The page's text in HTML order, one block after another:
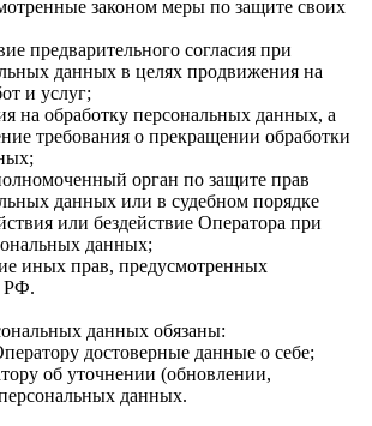
законом меры по защите своих
предварительного согласия при
данных в целях продвижения на
и услуг;
на обработку персональных данных, а
требования о прекращении обработки
орган по защите прав
данных или в судебном порядке
или бездействие Оператора при
данных;
иных прав, предусмотренных
РФ.
данных обязаны:
достоверные данные о себе;
об уточнении (обновлении,
данных.